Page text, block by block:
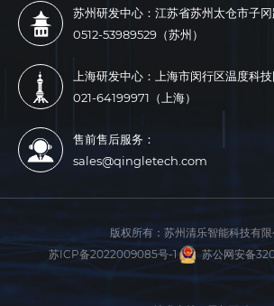
苏州研发中心：江苏省苏州太仓市子
0512-53989529（苏州）
上海研发中心：上海市闵行区温度科
021-64199971（上海）
售前售后服务：
sales@qingletech.com
版权所有： 苏州清乐智能科技有限
苏ICP备2022009085号-1
苏公网安备